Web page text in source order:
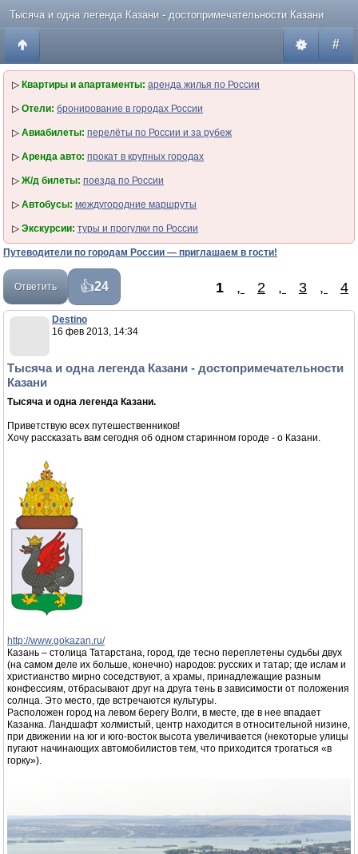
Тысяча и одна легенда Казани - достопримечательности Казани
#
▷ Квартиры и апартаменты: аренда жилья по России
▷ Отели: бронирование в городах России
▷ Авиабилеты: перелёты по России и за рубеж
▷ Аренда авто: прокат в крупных городах
▷ Ж/д билеты: поезда по России
▷ Автобусы: междугородние маршруты
▷ Экскурсии: туры и прогулки по России
Путеводители по городам России — приглашаем в гости!
Ответить 24 1 , 2 , 3 , 4
Destino
16 фев 2013, 14:34
Тысяча и одна легенда Казани - достопримечательности
Казани
Тысяча и одна легенда Казани.
Приветствую всех путешественников!
Хочу рассказать вам сегодня об одном старинном городе - о Казани.
http://www.gokazan.ru/
Казань – столица Татарстана, город, где тесно переплетены судьбы двух
(на самом деле их больше, конечно) народов: русских и татар; где ислам и
христианство мирно соседствуют, а храмы, принадлежащие разным
конфессиям, отбрасывают друг на друга тень в зависимости от положения
солнца. Это место, где встречаются культуры.
Расположен город на левом берегу Волги, в месте, где в нее впадает
Казанка. Ландшафт холмистый, центр находится в относительной низине,
при движении на юг и юго-восток высота увеличивается (некоторые улицы
пугают начинающих автомобилистов тем, что приходится трогаться «в
горку»).